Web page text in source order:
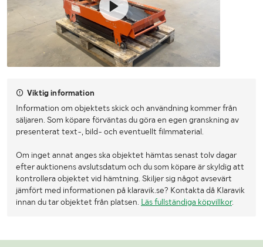
Viktig information
Information om objektets skick och användning kommer från
säljaren. Som köpare förväntas du göra en egen granskning av
presenterat text-, bild- och eventuellt filmmaterial.
Om inget annat anges ska objektet hämtas senast tolv dagar
efter auktionens avslutsdatum och du som köpare är skyldig att
kontrollera objektet vid hämtning. Skiljer sig något avsevärt
jämfört med informationen på klaravik.se? Kontakta då Klaravik
innan du tar objektet från platsen. Läs fullständiga köpvillkor.